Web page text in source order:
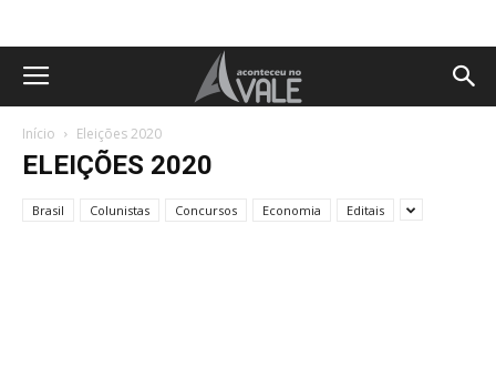
Início Eleições 2020
ELEIÇÕES 2020
Brasil Colunistas Concursos Economia Editais